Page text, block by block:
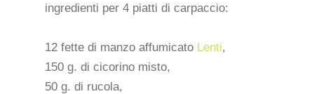
ingredienti per 4 piatti di carpaccio:
12 fette di manzo affumicato Lenti,
150 g. di cicorino misto,
50 g. di rucola,